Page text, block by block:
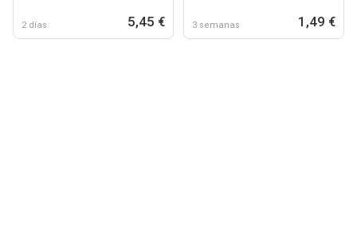
2 días 5,45 € 3 semanas 1,49 €